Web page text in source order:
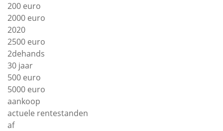
200 euro
2000 euro
2020
2500 euro
2dehands
30 jaar
500 euro
5000 euro
aankoop
actuele rentestanden
af